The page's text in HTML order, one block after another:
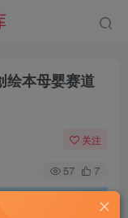
绘本母婴赛道
关注
57 7